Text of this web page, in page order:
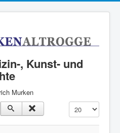
, Kunst- und
Murken
Anzeige #